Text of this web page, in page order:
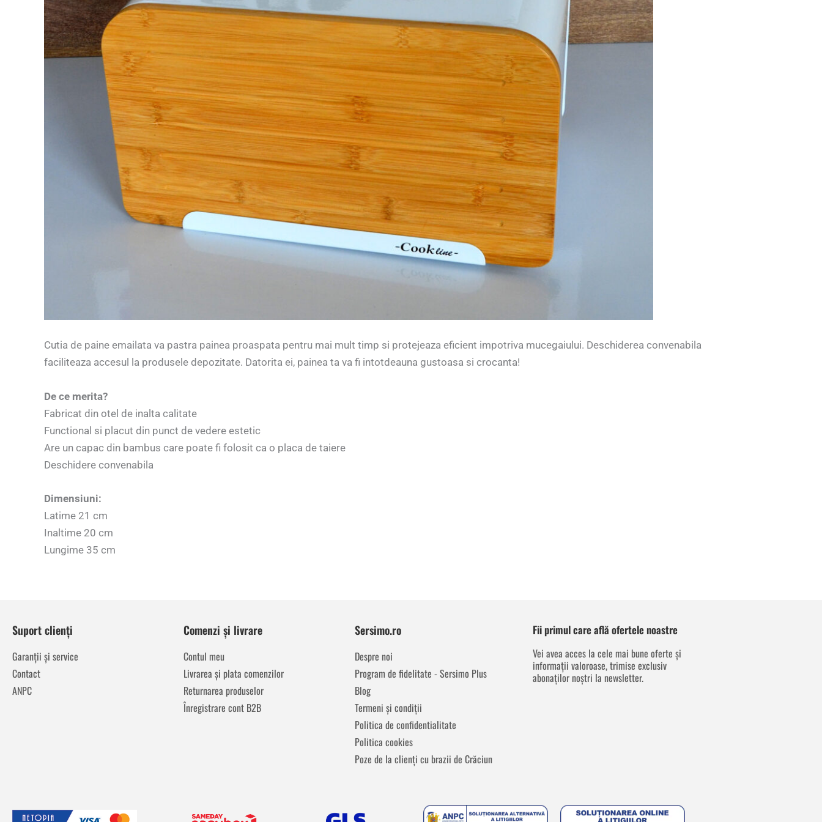
Cutia de paine emailata va pastra painea proaspata pentru mai mult timp si protejeaza eficient impotriva mucegaiului. Deschiderea convenabila
faciliteaza accesul la produsele depozitate. Datorita ei, painea ta va fi intotdeauna gustoasa si crocanta!
De ce merita?
Fabricat din otel de inalta calitate
Functional si placut din punct de vedere estetic
Are un capac din bambus care poate fi folosit ca o placa de taiere
Deschidere convenabila
Dimensiuni:
Latime 21 cm
Inaltime 20 cm
Lungime 35 cm
Suport clienți
Garanții și service
Contact
ANPC
Comenzi și livrare
Contul meu
Livrarea și plata comenzilor
Returnarea produselor
Înregistrare cont B2B
Sersimo.ro
Despre noi
Program de fidelitate - Sersimo Plus
Blog
Termeni și condiții
Politica de confidentialitate
Politica cookies
Poze de la clienți cu brazii de Crăciun
Fii primul care află ofertele noastre
Vei avea acces la cele mai bune oferte și
informații valoroase, trimise exclusiv
abonaților noștri la newsletter.